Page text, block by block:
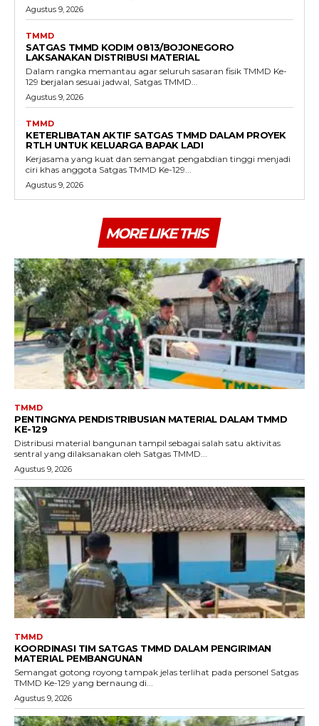
Agustus 9, 2026
TMMD
SATGAS TMMD KODIM 0813/BOJONEGORO
LAKSANAKAN DISTRIBUSI MATERIAL
Dalam rangka memantau agar seluruh sasaran fisik TMMD Ke-
129 berjalan sesuai jadwal, Satgas TMMD...
Agustus 9, 2026
TMMD
KETERLIBATAN AKTIF SATGAS TMMD DALAM PROYEK
RTLH UNTUK KELUARGA BAPAK LADI
Kerjasama yang kuat dan semangat pengabdian tinggi menjadi
ciri khas anggota Satgas TMMD Ke-129...
Agustus 9, 2026
MORE LIKE THIS
TMMD
PENTINGNYA PENDISTRIBUSIAN MATERIAL DALAM TMMD
KE-129
Distribusi material bangunan tampil sebagai salah satu aktivitas
sentral yang dilaksanakan oleh Satgas TMMD...
Agustus 9, 2026
TMMD
KOORDINASI TIM SATGAS TMMD DALAM PENGIRIMAN
MATERIAL PEMBANGUNAN
Semangat gotong royong tampak jelas terlihat pada personel Satgas
TMMD Ke-129 yang bernaung di...
Agustus 9, 2026